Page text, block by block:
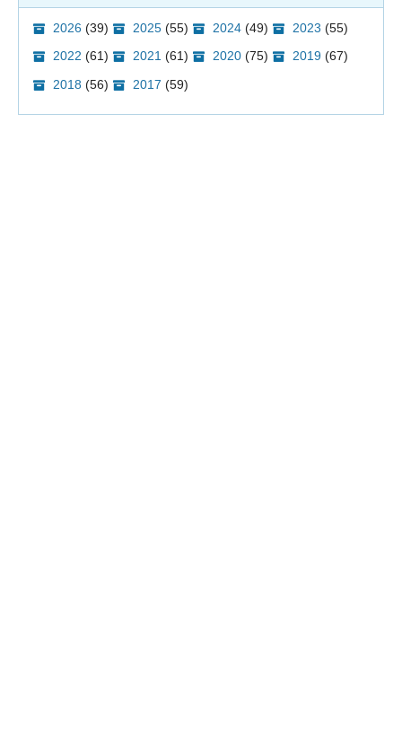
2026 (39) 2025 (55) 2024 (49) 2023 (55)
2022 (61) 2021 (61) 2020 (75) 2019 (67)
2018 (56) 2017 (59)